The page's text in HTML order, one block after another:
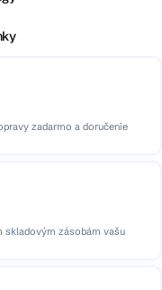
zadarmo a doručenie
skladovým zásobám vašu